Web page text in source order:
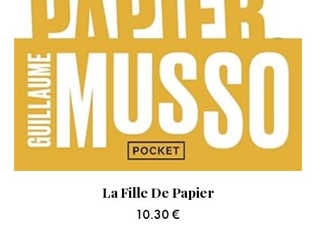
La Fille De Papier
10.30 €